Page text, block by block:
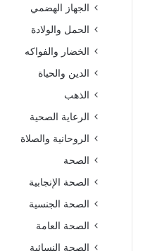
الجهاز الهضمي
الحمل والولادة
الخضار والفواكه
الدين والحياة
الذهب
الرعاية الصحية
الروحانية والصلاة
الصحة
الصحة الإنجابية
الصحة الجنسية
الصحة العامة
الصحة النسائية